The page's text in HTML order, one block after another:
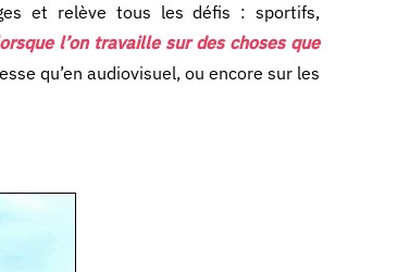
et relève tous les défis : sportifs,
l’on travaille sur des choses que
qu’en audiovisuel, ou encore sur les